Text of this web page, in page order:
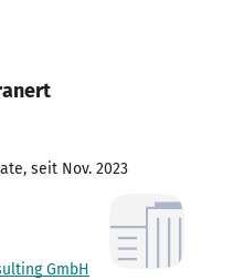
seit Nov. 2023
GmbH